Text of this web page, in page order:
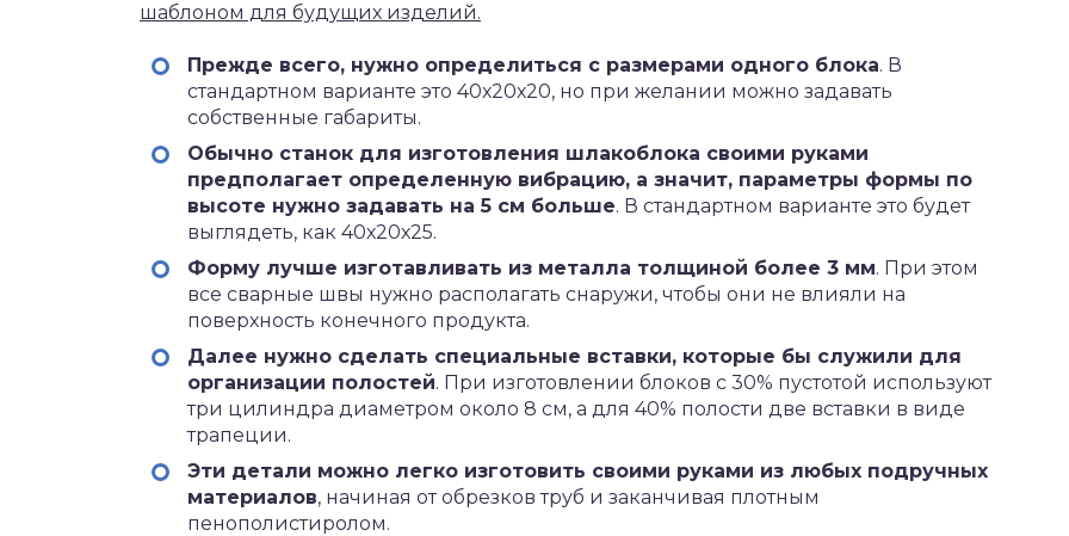
шаблоном для будущих изделий.
Прежде всего, нужно определиться с размерами одного блока. В
стандартном варианте это 40х20х20, но при желании можно задавать
собственные габариты.
Обычно станок для изготовления шлакоблока своими руками
предполагает определенную вибрацию, а значит, параметры формы по
высоте нужно задавать на 5 см больше. В стандартном варианте это будет
выглядеть, как 40х20х25.
Форму лучше изготавливать из металла толщиной более 3 мм. При этом
все сварные швы нужно располагать снаружи, чтобы они не влияли на
поверхность конечного продукта.
Далее нужно сделать специальные вставки, которые бы служили для
организации полостей. При изготовлении блоков с 30% пустотой используют
три цилиндра диаметром около 8 см, а для 40% полости две вставки в виде
трапеции.
Эти детали можно легко изготовить своими руками из любых подручных
материалов, начиная от обрезков труб и заканчивая плотным
пенополистиролом.